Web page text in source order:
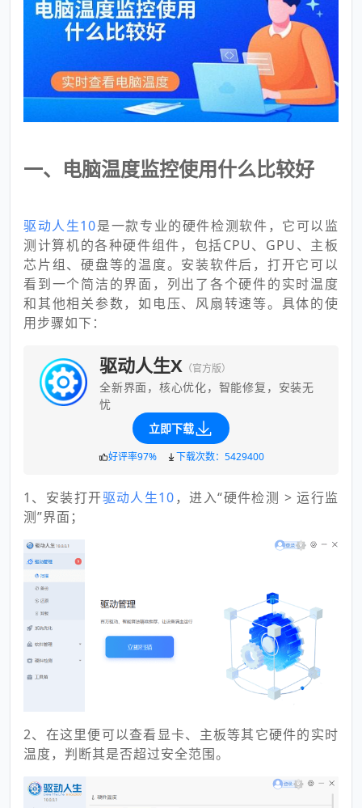
一、电脑温度监控使用什么比较好
驱动人生10是一款专业的硬件检测软件，它可以监
测计算机的各种硬件组件，包括CPU、GPU、主板
芯片组、硬盘等的温度。安装软件后，打开它可以
看到一个简洁的界面，列出了各个硬件的实时温度
和其他相关参数，如电压、风扇转速等。具体的使
用步骤如下：
驱动人生X （官方版）
全新界面，核心优化，智能修复，安装无
忧
立即下载
好评率97% 下载次数：5429400
1、安装打开驱动人生10 ，进入“硬件检测 > 运行监
测”界面；
2、在这里便可以查看显卡、主板等其它硬件的实时
温度，判断其是否超过安全范围。